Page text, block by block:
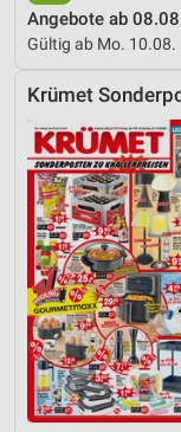
Angebote ab
Gültig ab Mo. 10.08.
Messung der
Messung der
Analyse von
Kombinationen
Quellen
Entwicklung und
Verwendung
Inhalten
IAB-Besonderheiten:
Verwendung
Geräte anhand
Informationen